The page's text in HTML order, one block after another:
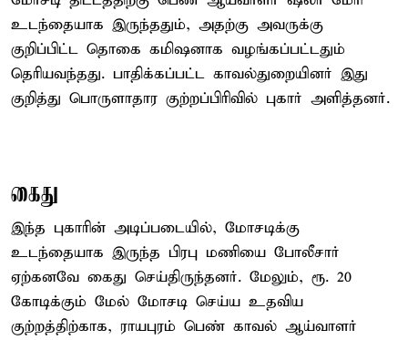
உடந்தையாக இருந்ததும், அதற்கு அவருக்கு
குறிப்பிட்ட தொகை கமிஷனாக வழங்கப்பட்டதும்
தெரியவந்தது. பாதிக்கப்பட்ட காவல்துறையினர் இது
குறித்து பொருளாதார குற்றப்பிரிவில் புகார் அளித்தனர்.
கைது
இந்த புகாரின் அடிப்படையில், மோசடிக்கு
உடந்தையாக இருந்த பிரபு மணியை போலீசார்
ஏற்கனவே கைது செய்திருந்தனர். மேலும், ரூ. 20
கோடிக்கும் மேல் மோசடி செய்ய உதவிய
குற்றத்திற்காக, ராயபுரம் பெண் காவல் ஆய்வாளர்